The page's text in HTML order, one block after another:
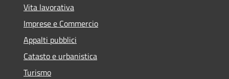
Vita lavorativa
Imprese e Commercio
Appalti pubblici
Catasto e urbanistica
Turismo